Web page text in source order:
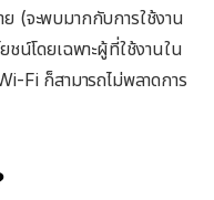
(จะพบมากกับการใช้งาน
ชน์โดยเฉพาะผู้ที่ใช้งานใน
Fi ก็สามารถไม่พลาดการ